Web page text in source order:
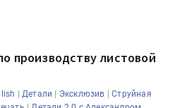
производству листовой
|Детали | Эксклюзив |Струйная